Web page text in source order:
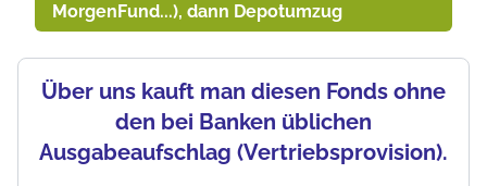
MorgenFund...), dann Depotumzug
Über uns kauft man diesen Fonds ohne
den bei Banken üblichen
Ausgabeaufschlag (Vertriebsprovision).